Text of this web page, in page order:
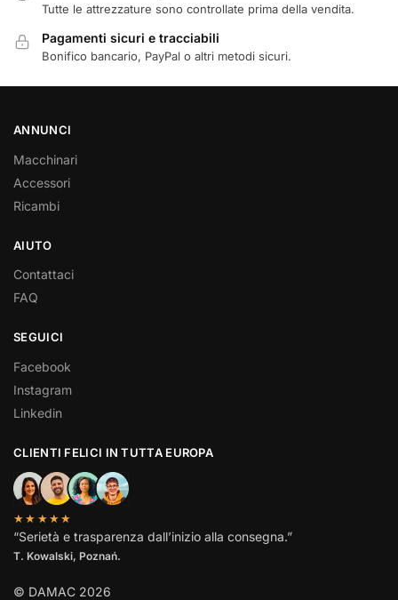
Tutte le attrezzature sono controllate prima della vendita.
Pagamenti sicuri e tracciabili
Bonifico bancario, PayPal o altri metodi sicuri.
ANNUNCI
Macchinari
Accessori
Ricambi
AIUTO
Contattaci
FAQ
SEGUICI
Facebook
Instagram
Linkedin
CLIENTI FELICI IN TUTTA EUROPA
★★★★★
“Serietà e trasparenza dall’inizio alla consegna.”
T. Kowalski, Poznań.
© DAMAC 2026